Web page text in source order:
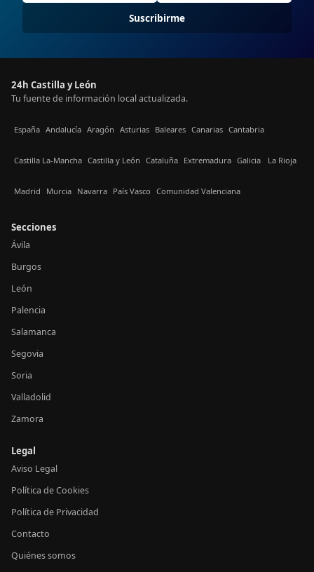
Suscribirme
24h Castilla y León
Tu fuente de información local actualizada.
España Andalucía Aragón Asturias Baleares Canarias Cantabria
Castilla La-Mancha Castilla y León Cataluña Extremadura Galicia La Rioja
Madrid Murcia Navarra País Vasco Comunidad Valenciana
Secciones
Ávila
Burgos
León
Palencia
Salamanca
Segovia
Soria
Valladolid
Zamora
Legal
Aviso Legal
Política de Cookies
Política de Privacidad
Contacto
Quiénes somos